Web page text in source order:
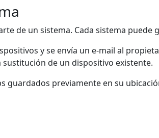
de un sistema. Cada sistema puede
y se envía un e-mail al
sustitución de un dispositivo existente.
guardados previamente en su